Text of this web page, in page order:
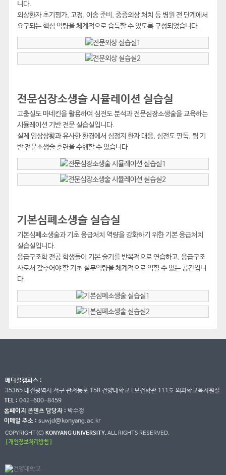
니다.
외상환자 초기평가, 고정, 이송 준비, 중증외상 처치 등 병원 전 단계에서
요구되는 핵심 역량을 체계적으로 습득할 수 있도록 구성되었습니다.
전문심장소생술 시뮬레이션 실습실
고충실도 마네킨을 활용하여 심전도 분석과 전문심장소생술을 교육하는
시뮬레이션 기반 전문 실습실입니다.
실제 임상상황과 유사한 환경에서 심정지 환자 대응, 심전도 판독, 팀 기
반 전문소생술 훈련을 수행할 수 있습니다.
기본심폐소생술 실습실
기본심폐소생술과 기초 응급처치 역량을 강화하기 위한 기본 응급처치
실습실입니다.
응급구조학 전공 학생들이 기본 술기를 반복적으로 연습하고, 응급구조
사로서 갖추어야 할 기초 실무역량을 체계적으로 익힐 수 있는 공간입니
다.
메디컬캠퍼스 :
35365 대전광역시 서구 관저동로 158 건양대학교 L보건학관 111호 의과학교육지원실
TEL : 042-600-8459
홈페이지 콘텐츠 담당자 : 박수정
이메일 주소 : suwjd@konyang.ac.kr
COPYRIGHT(C) KONYANG UNIVERSITY.ALL RIGHTS RESERVED.
[ 개인정보처리방침 ]